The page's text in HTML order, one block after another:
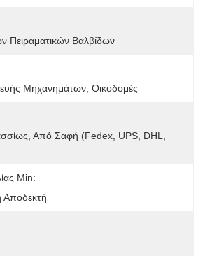
Πειραματικών Βαλβίδων
Μηχανημάτων, Οικοδομές
Από Σαφή (Fedex, UPS, DHL,
Min:
Αποδεκτή